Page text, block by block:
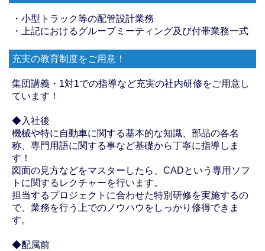
・小型トラック等の配管設計業務
・上記におけるグループミーティング及び付帯業務一式
充実の教育制度をご用意！
集団講義・1対1での指導など充実の社内研修をご用意し
ています！
◆入社後
機械や特に自動車に関する基本的な知識、部品の各名
称、専門用語に関する事など基礎から丁寧に指導しま
す！
図面の見方などをマスターしたら、CADという専用ソフ
トに関するレクチャーを行います。
担当するプロジェクトに合わせた特別研修を実施するの
で、業務を行う上でのノウハウをしっかり修得できま
す。
◆配属前